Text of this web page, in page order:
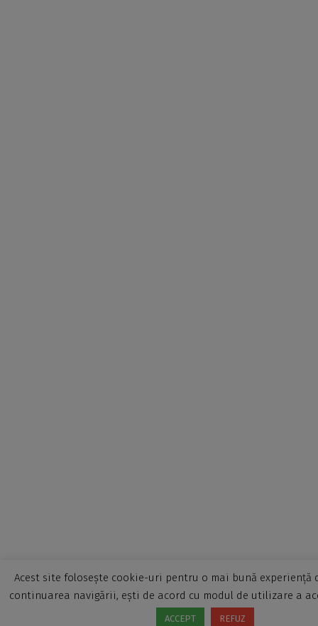
Acest site folosește cookie-uri pentru o mai bună experiență
continuarea navigării, ești de acord cu modul de utilizare a
ACCEPT REFUZ